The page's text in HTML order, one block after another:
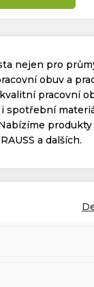
nejen pro
obuv a
pracovní
spotřební
a dalších.